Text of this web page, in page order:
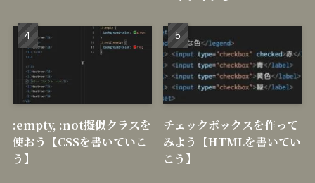
プロフィール
【画像解説あり】パソコン
の設定でファイルの拡張子
を表示させてファイルを扱
いやすくする